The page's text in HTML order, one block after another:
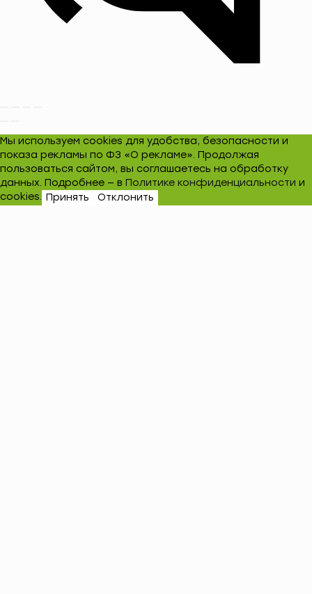
Мы используем cookies для удобства, безопасности и
показа рекламы по ФЗ «О рекламе». Продолжая
пользоваться сайтом, вы соглашаетесь на обработку
данных. Подробнее — в Политике конфиденциальности и
cookies. Принять Отклонить